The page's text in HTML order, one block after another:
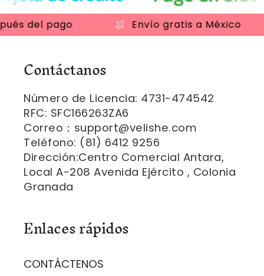
pago Envío gratis a México
Contáctanos
Número de Licencia: 4731-474542
RFC: SFC166263ZA6
Correo：support@velishe.com
Teléfono: (81) 6412 9256
Dirección:Centro Comercial Antara,
Local A-208 Avenida Ejército , Colonia
Granada
Enlaces rápidos
CONTÁCTENOS